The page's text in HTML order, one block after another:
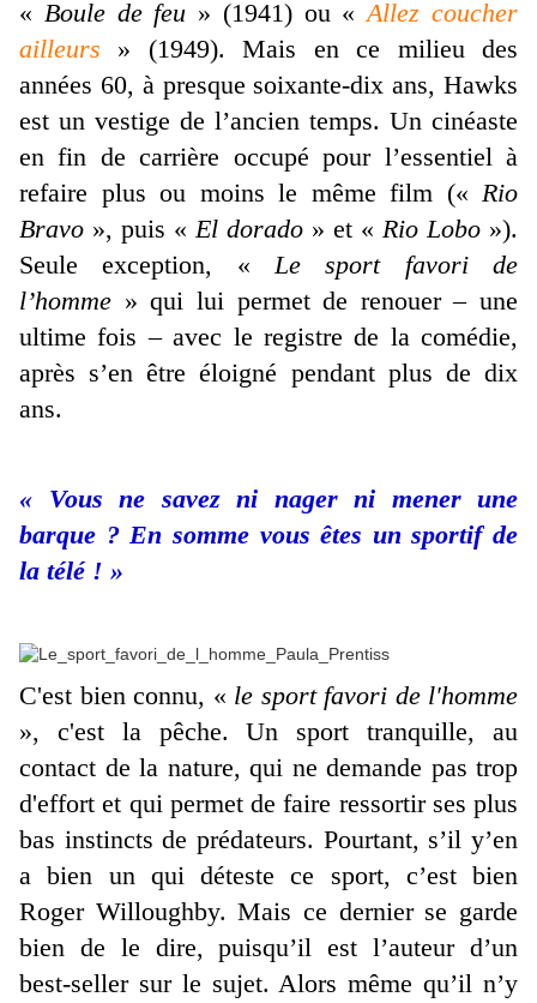
« Boule de feu » (1941) ou «Allez coucher
ailleurs » (1949). Mais en ce milieu des
années 60, à presque soixante-dix ans, Hawks
est un vestige de l’ancien temps. Un cinéaste
en fin de carrière occupé pour l’essentiel à
refaire plus ou moins le même film (« Rio
Bravo », puis «El dorado » et « Rio Lobo »).
Seule exception, «Le sport favori de
l’homme » qui lui permet de renouer – une
ultime fois – avec le registre de la comédie,
après s’en être éloigné pendant plus de dix
ans.
« Vous ne savez ni nager ni mener une
barque ? En somme vous êtes un sportif de
la télé ! »
C'est bien connu, « le sport favori de l'homme
», c'est la pêche. Un sport tranquille, au
contact de la nature, qui ne demande pas trop
d'effort et qui permet de faire ressortir ses plus
bas instincts de prédateurs. Pourtant, s’il y’en
a bien un qui déteste ce sport, c’est bien
Roger Willoughby. Mais ce dernier se garde
bien de le dire, puisqu’il est l’auteur d’un
best-seller sur le sujet. Alors même qu’il n’y